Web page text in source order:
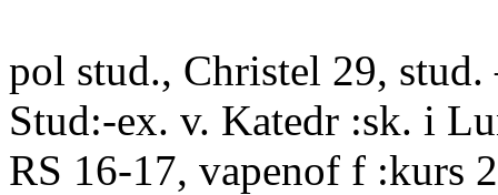
pol stud., Christel 29,
Stud:-ex. v. Katedr :sk. i
RS 16-17, vapenof f :kurs